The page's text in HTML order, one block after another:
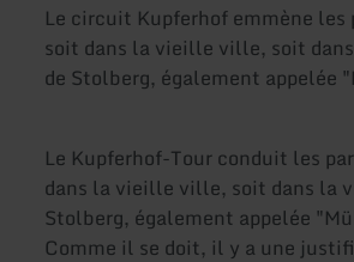
Le circuit Kupferhof emmène
soit dans la vieille ville, soit
de Stolberg, également appelée
Le Kupferhof-Tour conduit les
dans la vieille ville, soit dans la
Stolberg, également appelée
Comme il se doit, il y a une